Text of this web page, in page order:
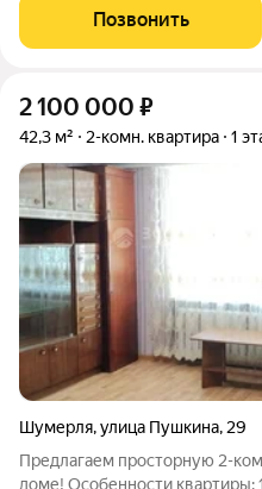
денег: Вам НЕ НУЖНО делать
технику. Всё уже есть и
Позвонить
2 100 000 ₽
42,3 м² 2-комн. квартира 1
Шумерля,улица Пушкина, 29
Предлагаем просторную 2-
доме! Особенности квартиры: 1ый комфортный этаж!